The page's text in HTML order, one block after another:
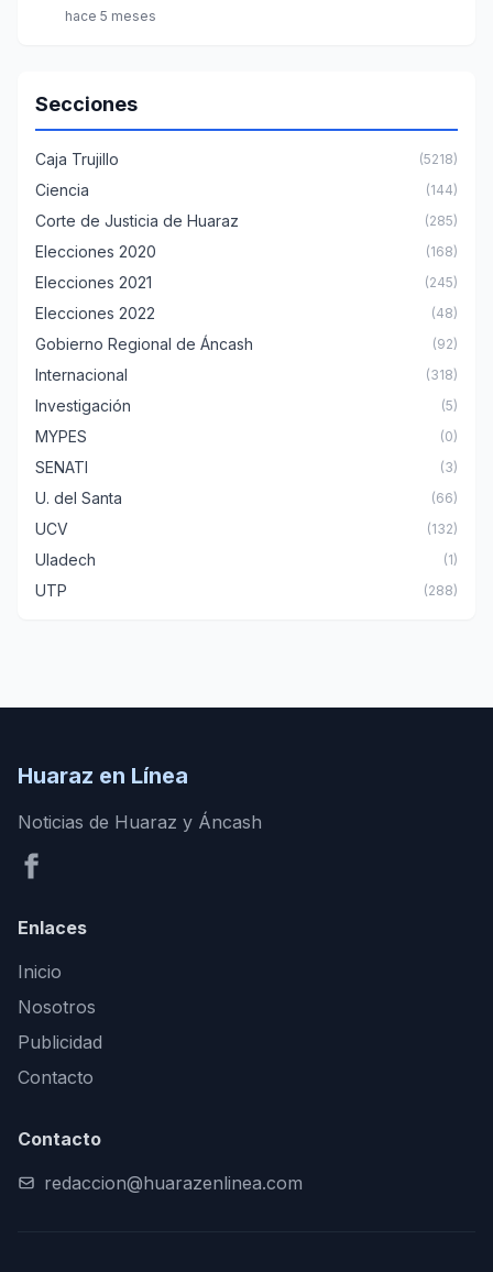
hace 5 meses
Secciones
Caja Trujillo (5218)
Ciencia (144)
Corte de Justicia de Huaraz (285)
Elecciones 2020 (168)
Elecciones 2021 (245)
Elecciones 2022 (48)
Gobierno Regional de Áncash (92)
Internacional (318)
Investigación (5)
MYPES (0)
SENATI (3)
U. del Santa (66)
UCV (132)
Uladech (1)
UTP (288)
Huaraz en Línea
Noticias de Huaraz y Áncash
Enlaces
Inicio
Nosotros
Publicidad
Contacto
Contacto
redaccion@huarazenlinea.com